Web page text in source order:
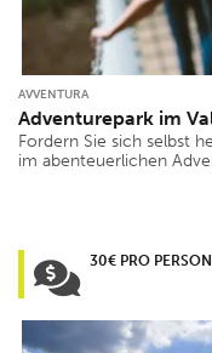
AVVENTURA
Adventurepark im
Fordern Sie sich selbst
im abenteuerlichen
30€ PRO PERSON